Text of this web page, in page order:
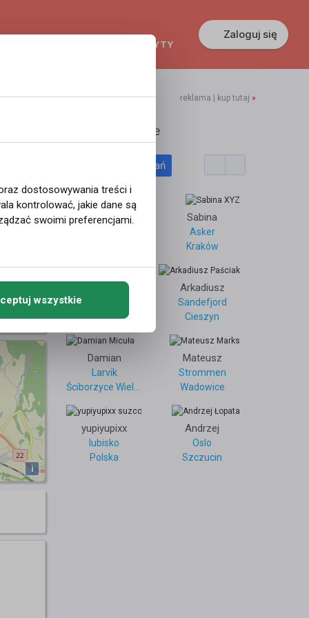
KREDYTY
Zaloguj się
reklama | kup tutaj »
0
i
Polecane profile
Filtr wyszukiwań
Dominika Sabina
Asker
Kraków
Haugesund
Tomaszow Lubelski
Arkadiusz
Sandefjord
Cieszyn
Damian
Larvik
Ściborzyce Wielkie
Mateusz
Strommen
Wadowice
yupiyupixx
lubisko
Polska
Andrzej
Oslo
Szczucin
dostosowywania treści i
kontrolować, jakie dane są
swoimi preferencjami.
wszystkie